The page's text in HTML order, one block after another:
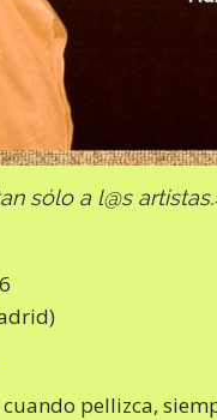
sólo a l@s
pellizca,